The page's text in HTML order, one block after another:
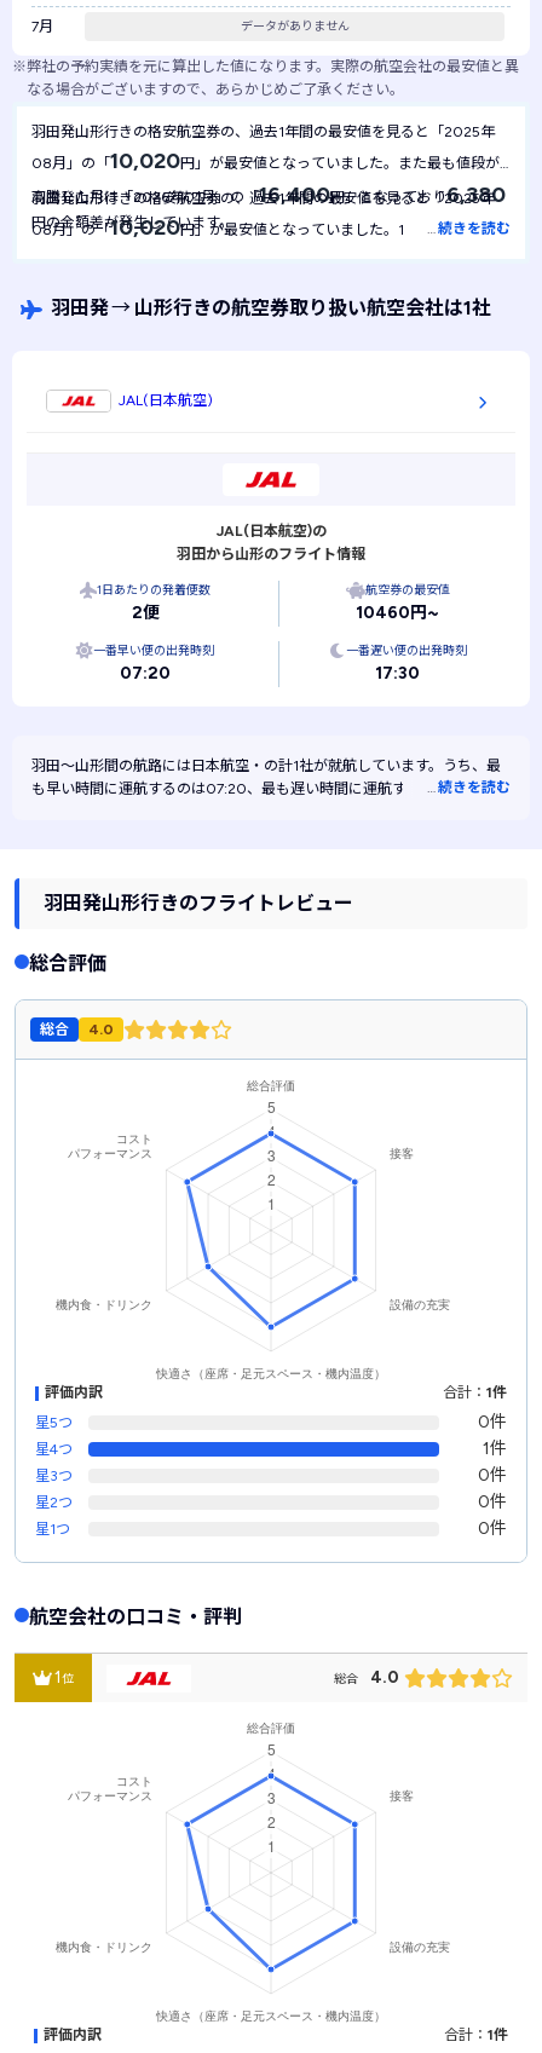
7月 データがありません
※弊社の予約実績を元に算出した値になります。実際の航空会社の最安値と異
なる場合がございますので、あらかじめご了承ください。
羽田発山形行きの格安航空券の、過去1年間の最安値を見ると「2025年
08月」の「 10,020円」が最安値となっていました。また最も値段が
高騰した月は「2026年01月」の「16,400円」となっており6,380
円の金額差が発生しています。
羽田発山形行きの格安航空券の、過去1年間の最安値を見ると「2025年
08月」の「10,020円」が最安値となっていました。1年間を通して最
…続きを読む
羽田発→ 山形行きの航空券取り扱い航空会社は1社
JAL(日本航空)
JAL(日本航空)の
羽田から山形のフライト情報
1日あたりの発着便数
2便
航空券の最安値
10460円~
一番早い便の出発時刻
07:20
一番遅い便の出発時刻
17:30
羽田～山形間の航路には 日本航空・ の計1社が就航しています。うち、最
も早い時間に運航するのは07:20、最も遅い時間に運航するのは17:30で
…続きを読む
羽田発山形行きのフライトレビュー
総合評価
総合 4.0
評価内訳 合計： 1件
星5つ
0件
星4つ 1件
星3つ 0件
星2つ 0件
星1つ 0件
航空会社の口コミ・評判
1位 総合 4.0
評価内訳 合計： 1件